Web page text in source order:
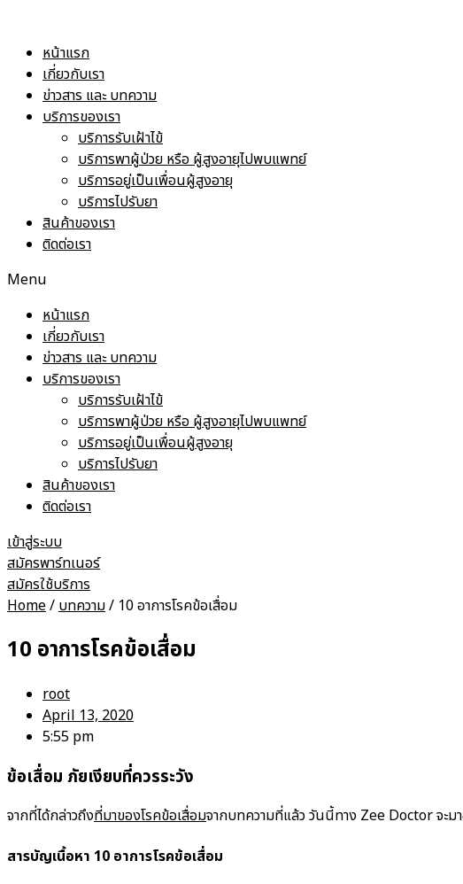
contentหน้าแรก
เกี่ยวกับเรา
ข่าวสาร และ บทความ
บริการของเรา
บริการรับเฝ้าไข้
บริการพาผู้ป่วย หรือ ผู้สูงอายุไปพบแพทย์
บริการอยู่เป็นเพื่อนผู้สูงอายุ
บริการไปรับยา
สินค้าของเรา
ติดต่อเรา
Menu
หน้าแรก
เกี่ยวกับเรา
ข่าวสาร และ บทความ
บริการของเรา
บริการรับเฝ้าไข้
บริการพาผู้ป่วย หรือ ผู้สูงอายุไปพบแพทย์
บริการอยู่เป็นเพื่อนผู้สูงอายุ
บริการไปรับยา
สินค้าของเรา
ติดต่อเรา
เข้าสู่ระบบ
สมัครพาร์ทเนอร์
สมัครใช้บริการ
Home/บทความ/ 10 อาการโรคข้อเสื่อม
10 อาการโรคข้อเสื่อม
root
April 13, 2020
5:55 pm
ข้อเสื่อม ภัยเงียบที่ควรระวัง
จากที่ได้กล่าวถึงที่มาของโรคข้อเสื่อมจากบทความที่แล้ว วันนี้ทาง Zee Doctor จะม
สารบัญเนื้อหา 10 อาการโรคข้อเสื่อม